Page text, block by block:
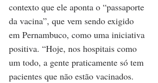
contexto que ele aponta o “passaporte
da vacina”, que vem sendo exigido
em Pernambuco, como uma iniciativa
positiva. “Hoje, nos hospitais como
um todo, a gente praticamente só tem
pacientes que não estão vacinados.